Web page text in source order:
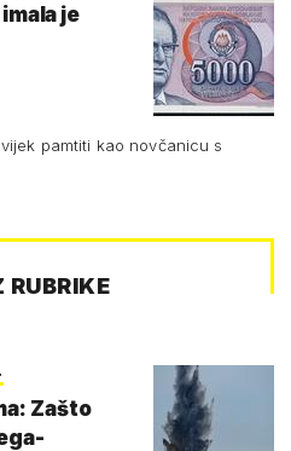
je
pamtiti kao novčanicu s
RUBRIKE
Zašto